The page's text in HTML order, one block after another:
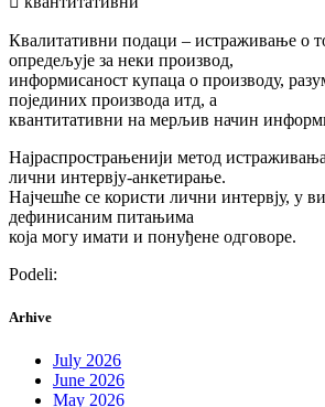
Квалитативни подаци – истраживање о
опредељује за неки производ,
информисаност купаца о производу,
појединих производа итд, а
квантитативни на мерљив начин
Најраспрострањенији метод
лични интервју-анкетирање.
Најчешће се користи лични интервју, у
дефинисаним питањима
која могу имати и понуђене одговоре.
Podeli:
Arhive
July 2026
June 2026
May 2026